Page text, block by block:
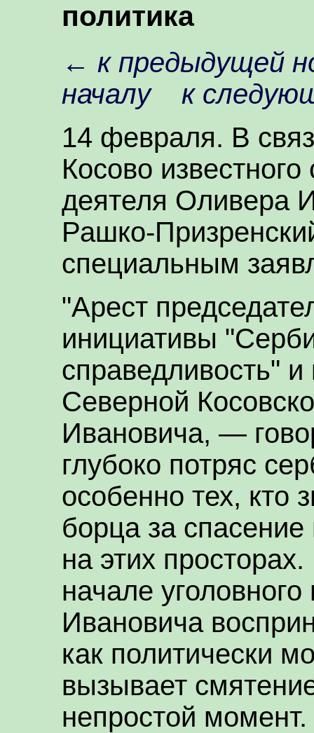
политика
← к предыдущей
началу
к
14 февраля. В
Косово
деятеля Оливера
Рашко-
специальным
"Арест
инициативы
справедливость"
Северной
Ивановича, —
глубоко потряс
особенно тех, кто
борца за
на этих
начале
Ивановича
как политически
вызывает
непростой момент.